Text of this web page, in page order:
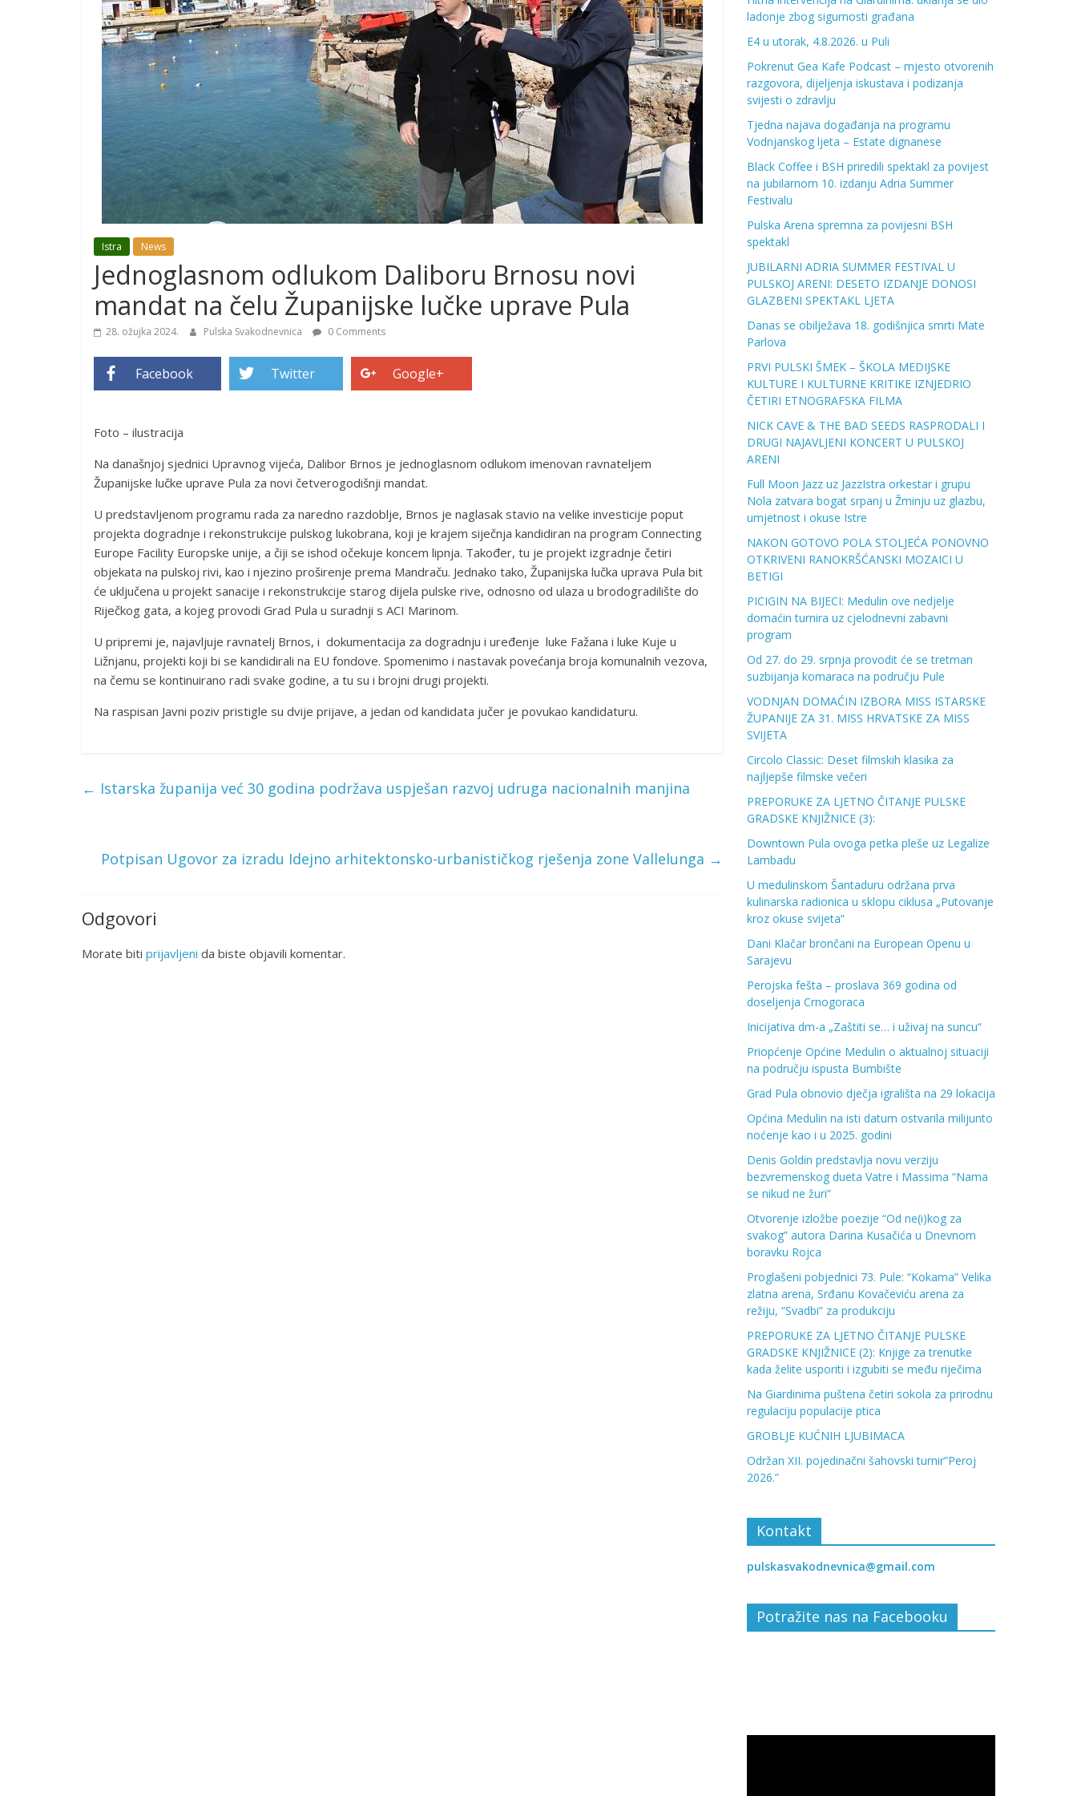
Istra News
Jednoglasnom odlukom Daliboru Brnosu novi
mandat na čelu Županijske lučke uprave Pula
28. ožujka 2024. Pulska Svakodnevnica 0 Comments
Facebook Twitter Google+
Foto – ilustracija
Na današnjoj sjednici Upravnog vijeća, Dalibor Brnos je jednoglasnom odlukom imenovan ravnateljem
Županijske lučke uprave Pula za novi četverogodišnji mandat.
U predstavljenom programu rada za naredno razdoblje, Brnos je naglasak stavio na velike investicije poput
projekta dogradnje i rekonstrukcije pulskog lukobrana, koji je krajem siječnja kandidiran na program Connecting
Europe Facility Europske unije, a čiji se ishod očekuje koncem lipnja. Također, tu je projekt izgradnje četiri
objekata na pulskoj rivi, kao i njezino proširenje prema Mandraču. Jednako tako, Županijska lučka uprava Pula bit
će uključena u projekt sanacije i rekonstrukcije starog dijela pulske rive, odnosno od ulaza u brodogradilište do
Riječkog gata, a kojeg provodi Grad Pula u suradnji s ACI Marinom.
U pripremi je, najavljuje ravnatelj Brnos, i dokumentacija za dogradnju i uređenje luke Fažana i luke Kuje u
Ližnjanu, projekti koji bi se kandidirali na EU fondove. Spomenimo i nastavak povećanja broja komunalnih vezova,
na čemu se kontinuirano radi svake godine, a tu su i brojni drugi projekti.
Na raspisan Javni poziv pristigle su dvije prijave, a jedan od kandidata jučer je povukao kandidaturu.
← Istarska županija već 30 godina podržava uspješan razvoj udruga nacionalnih manjina
Potpisan Ugovor za izradu Idejno arhitektonsko-urbanističkog rješenja zone Vallelunga →
Odgovori
Morate biti prijavljeni da biste objavili komentar.
ladonje zbog sigurnosti građana
E4 u utorak, 4.8.2026. u Puli
Pokrenut Gea Kafe Podcast – mjesto otvorenih
razgovora, dijeljenja iskustava i podizanja
svijesti o zdravlju
Tjedna najava događanja na programu
Vodnjanskog ljeta – Estate dignanese
Black Coffee i BSH priredili spektakl za povijest
na jubilarnom 10. izdanju Adria Summer
Festivalu
Pulska Arena spremna za povijesni BSH
spektakl
JUBILARNI ADRIA SUMMER FESTIVAL U
PULSKOJ ARENI: DESETO IZDANJE DONOSI
GLAZBENI SPEKTAKL LJETA
Danas se obilježava 18. godišnjica smrti Mate
Parlova
PRVI PULSKI ŠMEK – ŠKOLA MEDIJSKE
KULTURE I KULTURNE KRITIKE IZNJEDRIO
ČETIRI ETNOGRAFSKA FILMA
NICK CAVE & THE BAD SEEDS RASPRODALI I
DRUGI NAJAVLJENI KONCERT U PULSKOJ
ARENI
Full Moon Jazz uz JazzIstra orkestar i grupu
Nola zatvara bogat srpanj u Žminju uz glazbu,
umjetnost i okuse Istre
NAKON GOTOVO POLA STOLJEĆA PONOVNO
OTKRIVENI RANOKRŠĆANSKI MOZAICI U
BETIGI
PICIGIN NA BIJECI: Medulin ove nedjelje
domaćin turnira uz cjelodnevni zabavni
program
Od 27. do 29. srpnja provodit će se tretman
suzbijanja komaraca na području Pule
VODNJAN DOMAĆIN IZBORA MISS ISTARSKE
ŽUPANIJE ZA 31. MISS HRVATSKE ZA MISS
SVIJETA
Circolo Classic: Deset filmskih klasika za
najljepše filmske večeri
PREPORUKE ZA LJETNO ČITANJE PULSKE
GRADSKE KNJIŽNICE (3):
Downtown Pula ovoga petka pleše uz Legalize
Lambadu
U medulinskom Šantaduru održana prva
kulinarska radionica u sklopu ciklusa „Putovanje
kroz okuse svijeta“
Dani Klačar brončani na European Openu u
Sarajevu
Perojska fešta – proslava 369 godina od
doseljenja Crnogoraca
Inicijativa dm-a „Zaštiti se… i uživaj na suncu“
Priopćenje Općine Medulin o aktualnoj situaciji
na području ispusta Bumbište
Grad Pula obnovio dječja igrališta na 29 lokacija
Općina Medulin na isti datum ostvarila milijunto
noćenje kao i u 2025. godini
Denis Goldin predstavlja novu verziju
bezvremenskog dueta Vatre i Massima “Nama
se nikud ne žuri”
Otvorenje izložbe poezije “Od ne(i)kog za
svakog” autora Darina Kusačića u Dnevnom
boravku Rojca
Proglašeni pobjednici 73. Pule: “Kokama” Velika
zlatna arena, Srđanu Kovačeviću arena za
režiju, “Svadbi” za produkciju
PREPORUKE ZA LJETNO ČITANJE PULSKE
GRADSKE KNJIŽNICE (2): Knjige za trenutke
kada želite usporiti i izgubiti se među riječima
Na Giardinima puštena četiri sokola za prirodnu
regulaciju populacije ptica
GROBLJE KUĆNIH LJUBIMACA
Održan XII. pojedinačni šahovski turnir”Peroj
2026.”
Kontakt
pulskasvakodnevnica@gmail.com
Potražite nas na Facebooku